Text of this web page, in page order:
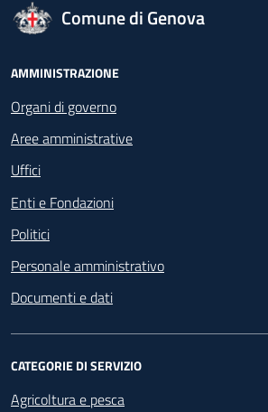
logo Unione Europea
Comune di Genova
Footer - Navigazione
AMMINISTRAZIONE
Organi di governo
Aree amministrative
Uffici
Enti e Fondazioni
Politici
Personale amministrativo
Documenti e dati
CATEGORIE DI SERVIZIO
Agricoltura e pesca